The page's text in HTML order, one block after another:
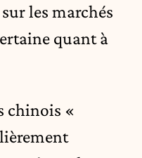
les marchés
quant à
chinois «